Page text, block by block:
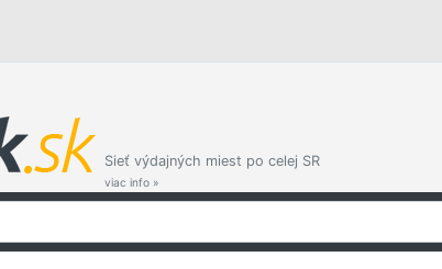
Sieť výdajných miest po celej SR
viac info »